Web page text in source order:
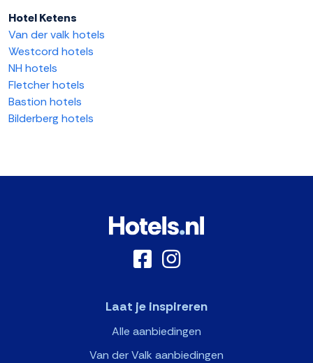
Hotel Ketens
Van der valk hotels
Westcord hotels
NH hotels
Fletcher hotels
Bastion hotels
Bilderberg hotels
Laat je inspireren
Alle aanbiedingen
Van der Valk aanbiedingen